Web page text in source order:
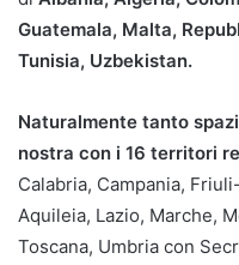
Guatemala, Malta,
Tunisia, Uzbekistan.
Naturalmente tanto
nostra con i 16 territori
Calabria, Campania,
Aquileia, Lazio, Marche,
Toscana, Umbria con